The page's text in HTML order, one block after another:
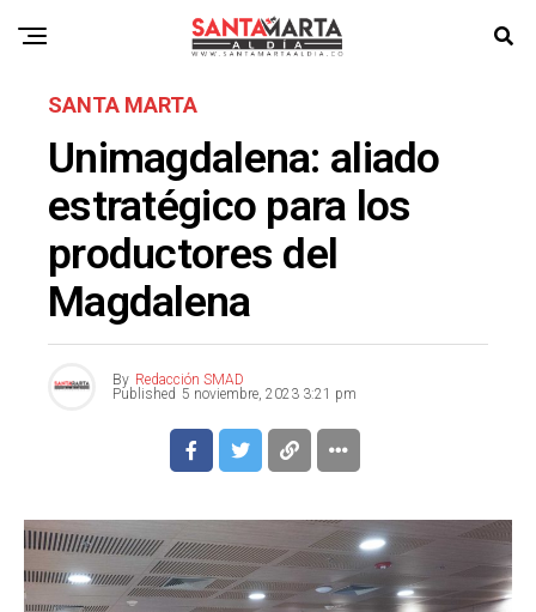
SANTA MARTA
Unimagdalena: aliado
estratégico para los
productores del
Magdalena
By Redacción SMAD
Published 5 noviembre, 2023 3:21 pm